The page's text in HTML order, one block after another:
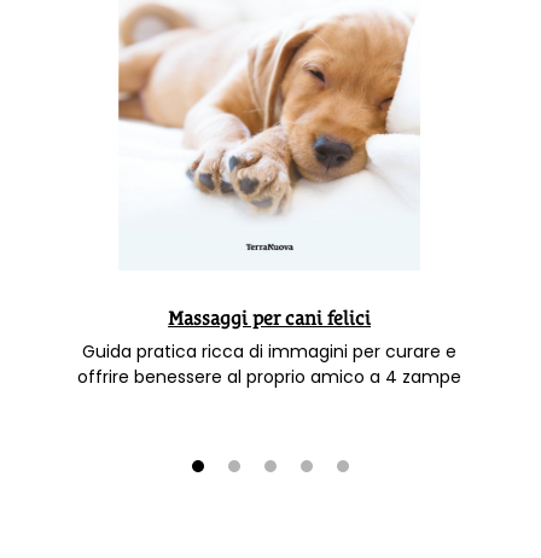
Massaggi per cani felici
Guida pratica ricca di immagini per curare e
offrire benessere al proprio amico a 4 zampe